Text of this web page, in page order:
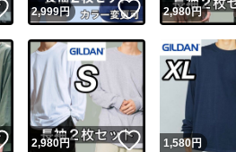
取引実績
取引実績◯+ このユーザー
他フリマ実績◯+ このユーザー
商品画像の無断転載は禁止され
コピーは1商品につき1回です
いいね！
2,999円 いいね！
2,980円
いいね！
2,980円 いいね！
1,580円